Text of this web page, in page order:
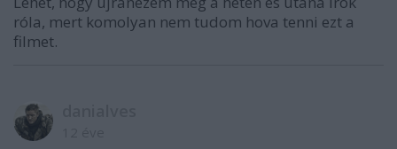
róla, mert komolyan nem tudom hova tenni ezt a
filmet.